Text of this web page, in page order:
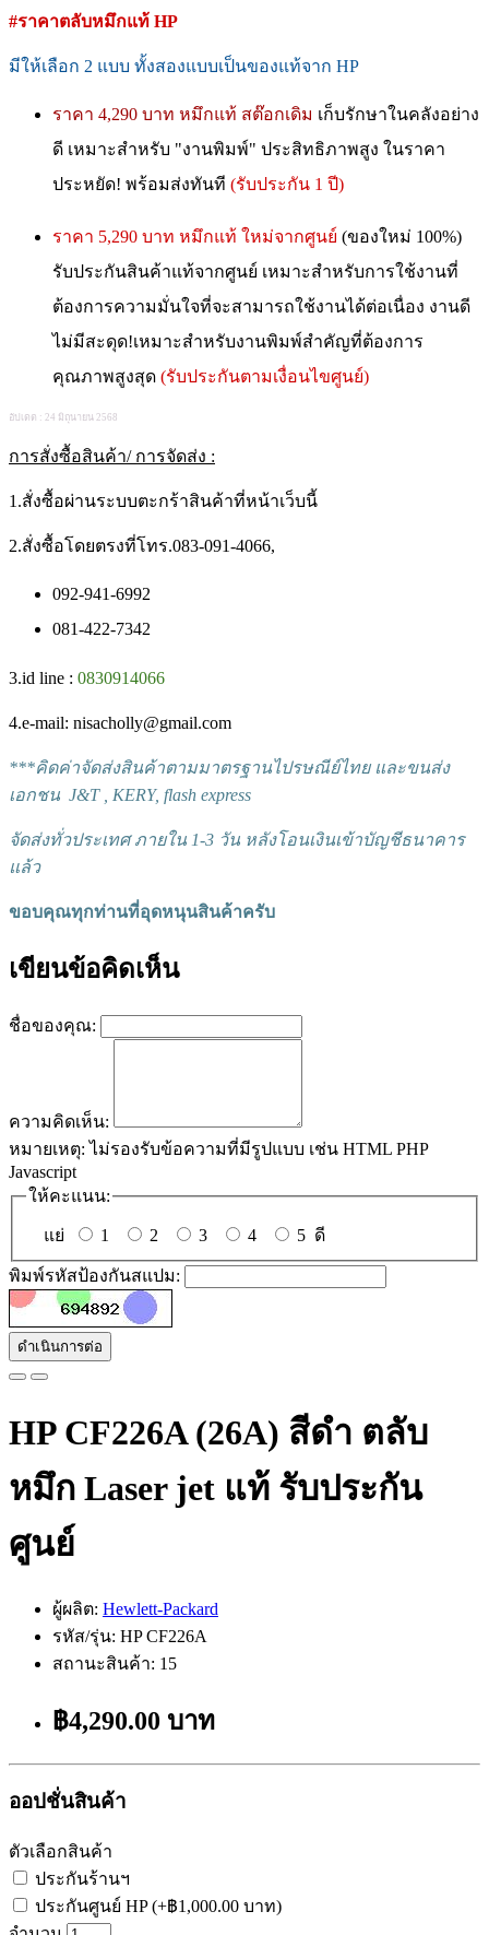
#ราคาตลับหมึกแท้ HP
มีให้เลือก 2 แบบ ทั้งสองแบบเป็นของแท้จาก HP
ราคา 4,290 บาท หมึกแท้ สต๊อกเดิม เก็บรักษาในคลังอย่าง
ดี เหมาะสำหรับ "งานพิมพ์" ประสิทธิภาพสูง ในราคา
ประหยัด! พร้อมส่งทันที (รับประกัน 1 ปี)
ราคา 5,290 บาท หมึกแท้ ใหม่จากศูนย์ (ของใหม่ 100%)
รับประกันสินค้าแท้จากศูนย์ เหมาะสำหรับการใช้งานที่
ต้องการความมั่นใจที่จะสามารถใช้งานได้ต่อเนื่อง งานดี
ไม่มีสะดุด!เหมาะสำหรับงานพิมพ์สำคัญที่ต้องการ
คุณภาพสูงสุด (รับประกันตามเงื่อนไขศูนย์)
อัปเดต : 24 มิถุนายน 2568
การสั่งซื้อสินค้า/ การจัดส่ง :
1.สั่งซื้อผ่านระบบตะกร้าสินค้าที่หน้าเว็บนี้
2.สั่งซื้อโดยตรงที่โทร.083-091-4066,
092-941-6992
081-422-7342
3.id line : 0830914066
4.e-mail: nisacholly@gmail.com
***คิดค่าจัดส่งสินค้าตามมาตรฐานไปรษณีย์ไทย และขนส่ง
เอกชน J&T , KERY, flash express
จัดส่งทั่วประเทศ ภายใน 1-3 วัน หลังโอนเงินเข้าบัญชีธนาคาร
แล้ว
ขอบคุณทุกท่านที่อุดหนุนสินค้าครับ
เขียนข้อคิดเห็น
ชื่อของคุณ:
ความคิดเห็น:
หมายเหตุ: ไม่รองรับข้อความที่มีรูปแบบ เช่น HTML PHP
Javascript
ให้คะแนน:
แย่ 1 2 3 4 5 ดี
พิมพ์รหัสป้องกันสแปม:
ดำเนินการต่อ
HP CF226A (26A) สีดำ ตลับ
หมึก Laser jet แท้ รับประกัน
ศูนย์
ผู้ผลิต: Hewlett-Packard
รหัส/รุ่น: HP CF226A
สถานะสินค้า: 15
฿4,290.00 บาท
ออปชั่นสินค้า
ตัวเลือกสินค้า
ประกันร้านฯ
ประกันศูนย์ HP (+฿1,000.00 บาท)